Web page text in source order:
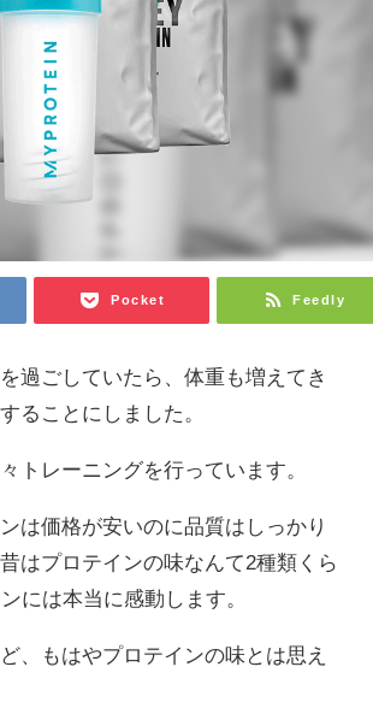
Pocket Feedly
過ごしていたら、体重も増えてき
ることにしました。
トレーニングを行っています。
は価格が安いのに品質はしっかり
はプロテインの味なんて2種類くら
には本当に感動します。
、もはやプロテインの味とは思え